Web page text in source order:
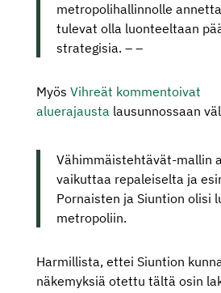
metropolihallinnolle
tulevat olla luonteeltaan
strategisia. – –
Myös Vihreät kommentoivat
aluerajausta lausunnossaan
Vähimmäistehtävät-mallin
vaikuttaa repaleiselta ja
Pornaisten ja Siuntion olisi
metropoliin.
Harmillista, ettei Siuntion
näkemyksiä otettu tältä osin